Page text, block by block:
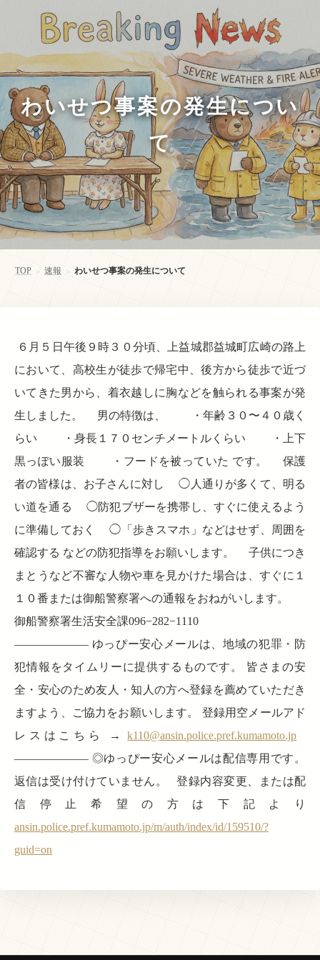
わいせつ事案の発生につい
て
TOP > 速報 > わいせつ事案の発生について
６月５日午後９時３０分頃、上益城郡益城町広崎の路上
において、高校生が徒歩で帰宅中、後方から徒歩で近づ
いてきた男から、着衣越しに胸などを触られる事案が発
生しました。 男の特徴は、 ・年齢３０〜４０歳く
らい ・身長１７０センチメートルくらい ・上下
黒っぽい服装 ・フードを被っていた です。 保護
者の皆様は、お子さんに対し ◯人通りが多くて、明る
い道を通る ◯防犯ブザーを携帯し、すぐに使えるよう
に準備しておく ◯「歩きスマホ」などはせず、周囲を
確認する などの防犯指導をお願いします。 子供につき
まとうなど不審な人物や車を見かけた場合は、すぐに１
１０番または御船警察署への通報をおねがいします。
御船警察署生活安全課096−282−1110
——————– ゆっぴー安心メールは、地域の犯罪・防
犯情報をタイムリーに提供するものです。 皆さまの安
全・安心のため友人・知人の方へ登録を薦めていただき
ますよう、ご協力をお願いします。 登録用空メールアド
レスはこちら →k110@ansin.police.pref.kumamoto.jp
——————– ◎ゆっぴー安心メールは配信専用です。
返信は受け付けていません。 登録内容変更、または配
信停止希望の方は下記より
ansin.police.pref.kumamoto.jp/m/auth/index/id/159510/?
guid=on